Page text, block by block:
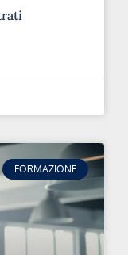
FORMAZIONE